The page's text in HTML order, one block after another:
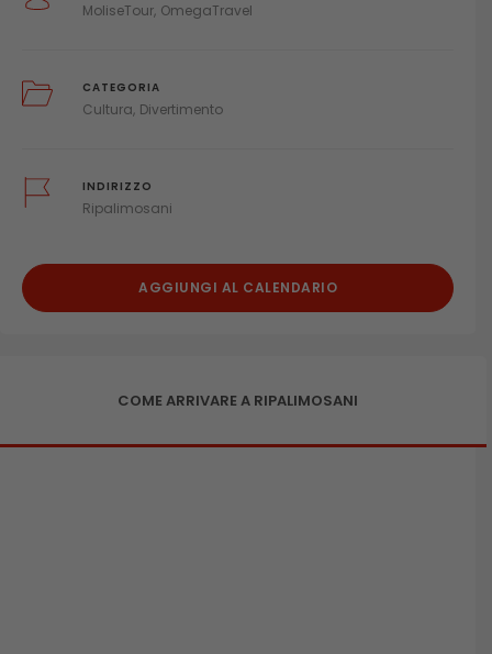
MoliseTour OmegaTravel
CATEGORIA
Cultura Divertimento
INDIRIZZO
Ripalimosani
AGGIUNGI AL CALENDARIO
COME ARRIVARE A RIPALIMOSANI